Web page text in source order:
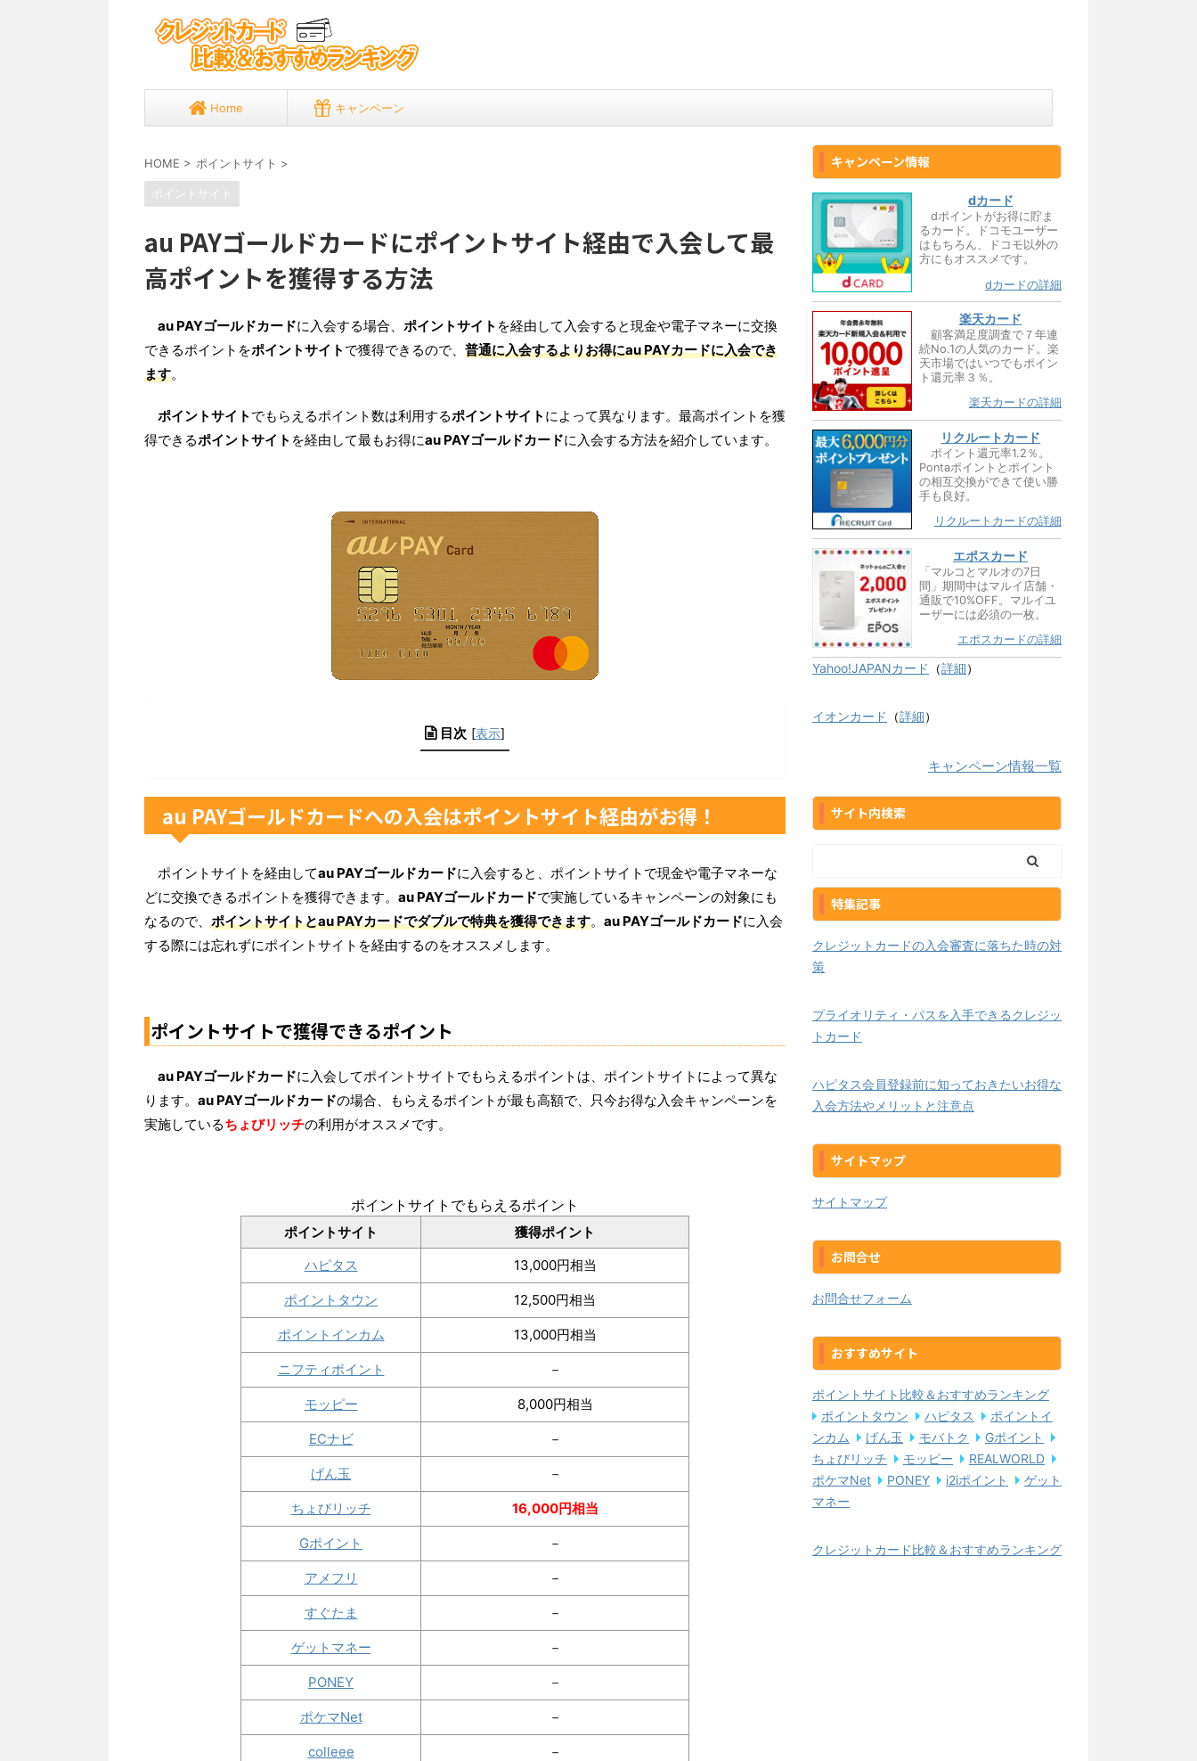
Home キャンペーン
HOME > ポイントサイト >
ポイントサイト
au PAYゴールドカードにポイントサイト経由で入会して最
高ポイントを獲得する方法
au PAYゴールドカードに入会する場合、 ポイントサイト を経由して入会すると現金や電子マネーに交換
できるポイントをポイントサイト で獲得できるので、 普通に入会するよりお得にau PAYカードに入会でき
ます。
ポイントサイト でもらえるポイント数は利用するポイントサイト によって異なります。最高ポイントを獲
得できるポイントサイト を経由して最もお得にau PAYゴールドカードに入会する方法を紹介しています。
目次 [表示]
au PAYゴールドカードへの入会はポイントサイト経由がお得！
ポイントサイトを経由してau PAYゴールドカードに入会すると、ポイントサイトで現金や電子マネーな
どに交換できるポイントを獲得できます。 au PAYゴールドカードで実施しているキャンペーンの対象にも
なるので、 ポイントサイトとau PAYカードでダブルで特典を獲得できます。 au PAYゴールドカードに入会
する際には忘れずにポイントサイトを経由するのをオススメします。
ポイントサイトで獲得できるポイント
au PAYゴールドカードに入会してポイントサイトでもらえるポイントは、ポイントサイトによって異な
ります。 au PAYゴールドカードの場合、もらえるポイントが最も高額で、只今お得な入会キャンペーンを
実施しているちょびリッチの利用がオススメです。
ポイントサイトでもらえるポイント
ポイントサイト
獲得ポイント
ハピタス
13,000円相当
ポイントタウン 12,500円相当
ポイントインカム 13,000円相当
ニフティポイント －
モッピー 8,000円相当
ECナビ －
げん玉 －
ちょびリッチ 16,000円相当
Gポイント －
アメフリ －
すぐたま －
ゲットマネー －
PONEY －
ポケマNet －
colleee －
キャンペーン情報
dカード
dポイントがお得に貯ま
るカード。ドコモユーザー
はもちろん、ドコモ以外の
方にもオススメです。
dカードの詳細
楽天カード
顧客満足度調査で７年連
続No.1の人気のカード。楽
天市場ではいつでもポイン
ト還元率３％。
楽天カードの詳細
リクルートカード
ポイント還元率1.2％。
Pontaポイントとポイント
の相互交換ができて使い勝
手も良好。
リクルートカードの詳細
エポスカード
「マルコとマルオの7日
間」期間中はマルイ店舗・
通販で10%OFF。マルイユ
ーザーには必須の一枚。
エポスカードの詳細
Yahoo!JAPANカード （詳細）
イオンカード （詳細）
キャンペーン情報一覧
サイト内検索
特集記事
クレジットカードの入会審査に落ちた時の対
策
プライオリティ・パスを入手できるクレジッ
トカード
ハピタス会員登録前に知っておきたいお得な
入会方法やメリットと注意点
サイトマップ
サイトマップ
お問合せ
お問合せフォーム
おすすめサイト
ポイントサイト比較＆おすすめランキング
ポイントタウン
ハピタス
ポイントイ
ンカム
げん玉 モバトク
Gポイント
ちょびリッチ
モッピー
REALWORLD
ポケマNet
PONEY i2iポイント
ゲット
マネー
クレジットカード比較＆おすすめランキング